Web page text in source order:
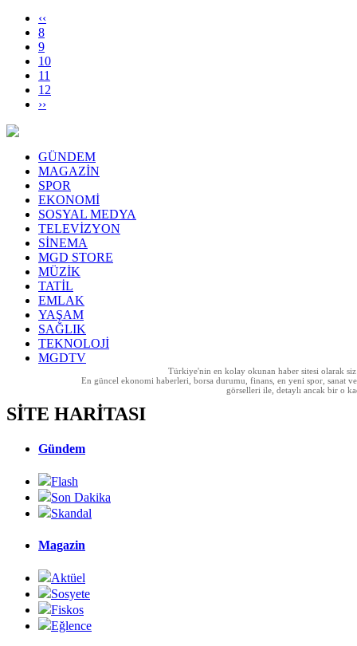
‹‹
8
9
10
11
12
››
GÜNDEM
MAGAZİN
SPOR
EKONOMİ
SOSYAL MEDYA
TELEVİZYON
SİNEMA
MGD STORE
MÜZİK
TATİL
EMLAK
YAŞAM
SAĞLIK
TEKNOLOJİ
MGDTV
Türkiye'nin en kolay okunan haber sitesi olarak siz
En güncel ekonomi haberleri, borsa durumu, finans, en yeni spor, sanat
görselleri ile, detaylı ancak bir o
SİTE HARİTASI
Gündem
Flash
Son Dakika
Skandal
Magazin
Aktüel
Sosyete
Fiskos
Eğlence